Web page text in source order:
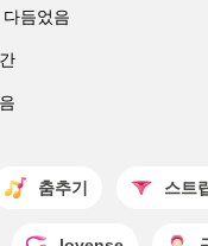
다듬었음
춤추기 스트